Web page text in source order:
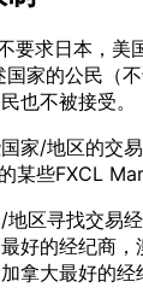
要求日本，美
家的公民（
也不被接受。
家/地区的交
某些FXCL
区寻找交易
好的经纪商，
拿大最好的